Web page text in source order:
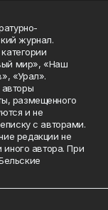
журнал.
мир», «Наш
«Урал».
размещенного
и не
с авторами.
редакции не
иного автора. При